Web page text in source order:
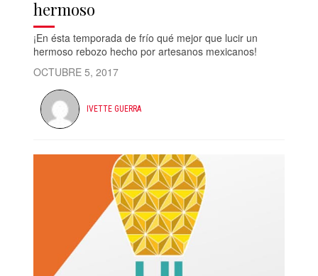
hermoso
¡En ésta temporada de frío qué mejor que lucir un
hermoso rebozo hecho por artesanos mexicanos!
OCTUBRE 5, 2017
IVETTE GUERRA